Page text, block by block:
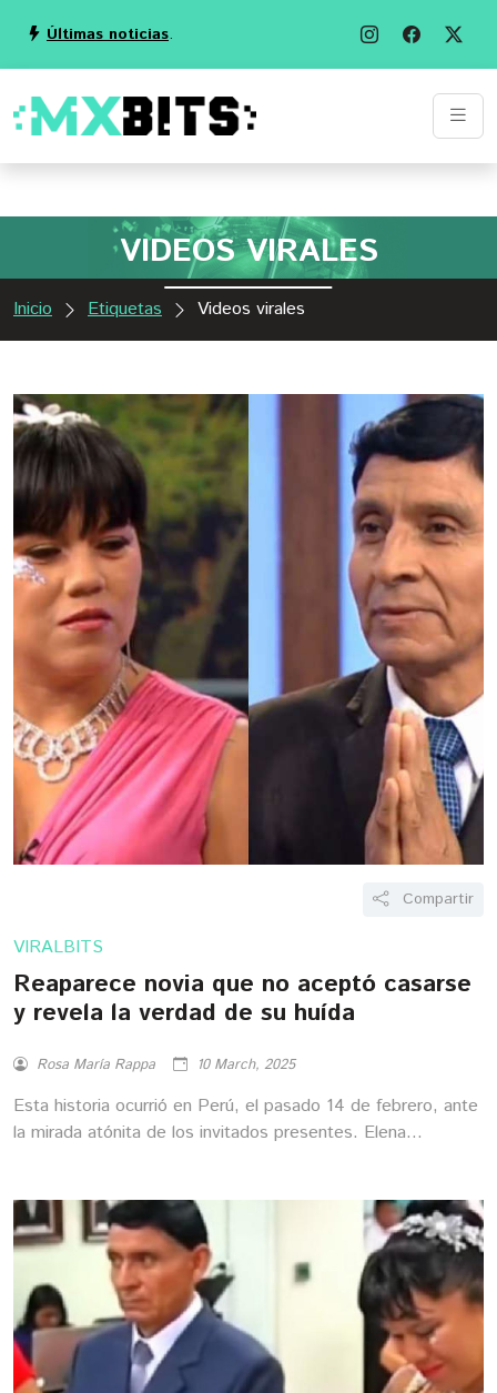
Últimas noticias.
VIDEOS VIRALES
Inicio Etiquetas Videos virales
Compartir
VIRALBITS
Reaparece novia que no aceptó casarse
y revela la verdad de su huída
Rosa María Rappa 10 March, 2025
Esta historia ocurrió en Perú, el pasado 14 de febrero, ante
la mirada atónita de los invitados presentes. Elena
pronunciar su respuesta ante la pregunta de si aceptaba en
matrimonio a su novio, Clever Guayán.